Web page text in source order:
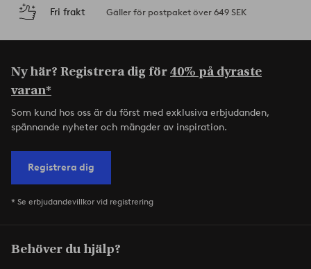
Fri frakt Gäller för postpaket över 649 SEK
Ny här? Registrera dig för40% på dyraste
varan*
Som kund hos oss är du först med exklusiva erbjudanden,
spännande nyheter och mängder av inspiration.
Registrera dig
* Se erbjudandevillkor vid registrering
Behöver du hjälp?